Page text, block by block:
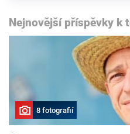
Nejnovější příspěvky k
8 fotografií